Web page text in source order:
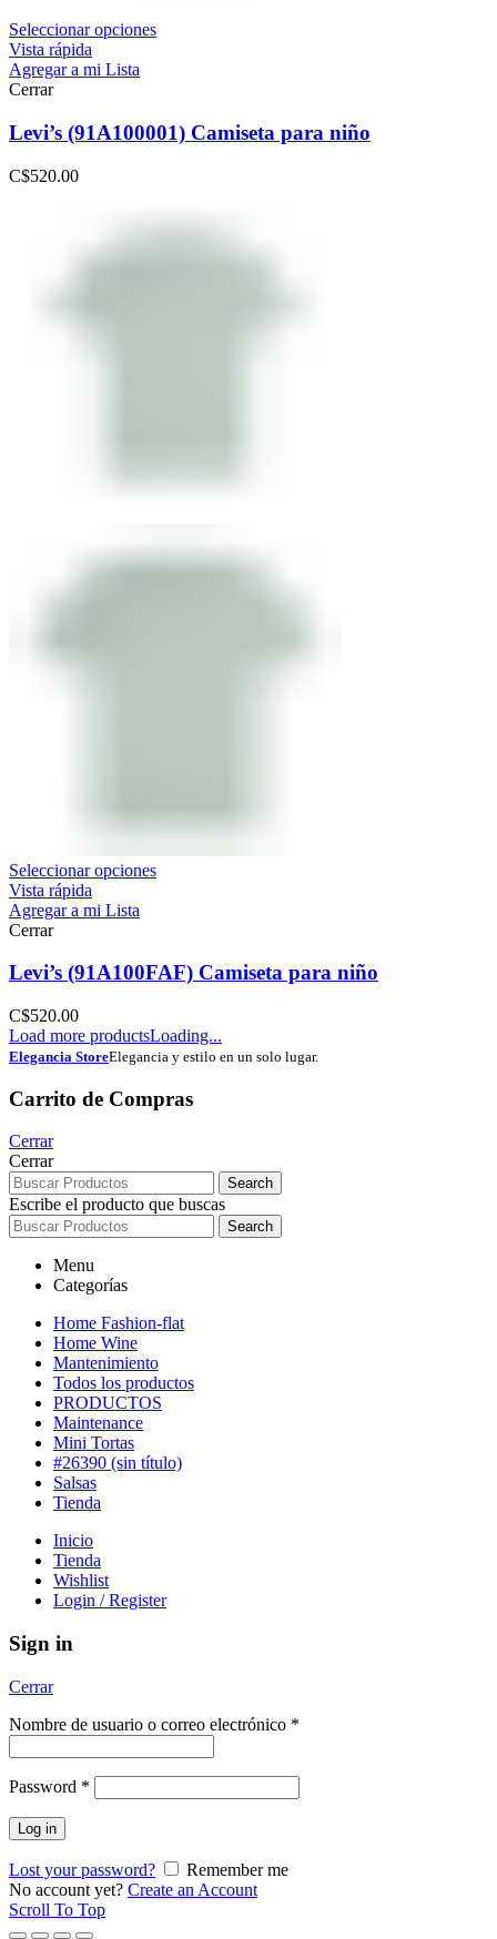
Seleccionar opciones
Vista rápida
Agregar a mi Lista
Cerrar
Levi’s (91A100001) Camiseta para niño
C$520.00
Seleccionar opciones
Vista rápida
Agregar a mi Lista
Cerrar
Levi’s (91A100FAF) Camiseta para niño
C$520.00
Load more productsLoading...
Elegancia StoreElegancia y estilo en un solo lugar.
Carrito de Compras
Cerrar
Cerrar
Search
Escribe el producto que buscas
Search
Menu
Categorías
Home Fashion-flat
Home Wine
Mantenimiento
Todos los productos
PRODUCTOS
Maintenance
Mini Tortas
#26390 (sin título)
Salsas
Tienda
Inicio
Tienda
Wishlist
Login / Register
Sign in
Cerrar
Nombre de usuario o correo electrónico *
Password *
Log in
Lost your password?
Remember me
No account yet? Create an Account
Scroll To Top